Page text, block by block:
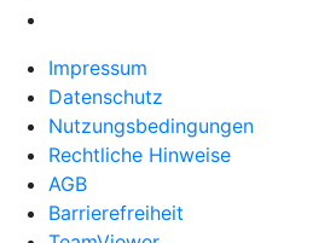
Impressum
Datenschutz
Nutzungsbedingungen
Rechtliche Hinweise
AGB
Barrierefreiheit